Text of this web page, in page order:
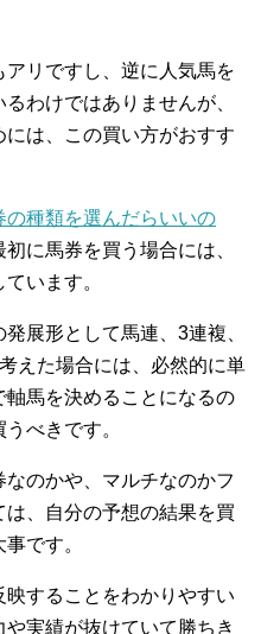
リですし、逆に人気馬を
わけではありませんが、
は、この買い方がおすす
の種類を選んだらいいの
に馬券を買う場合には、
います。
展形として馬連、3連複、
えた場合には、必然的に単
馬を決めることになるの
べきです。
のかや、マルチなのかフ
、自分の予想の結果を買
です。
することをわかりやすい
実績が抜けていて勝ちき